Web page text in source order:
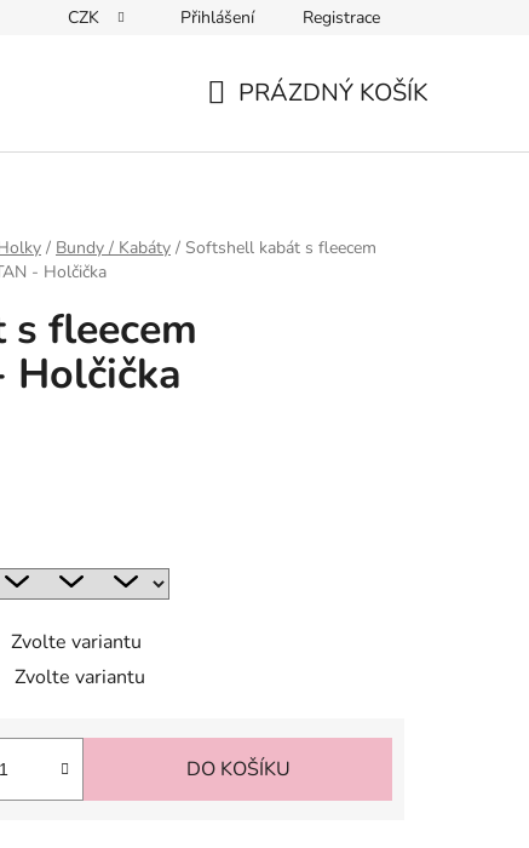
ochrany osobních údajů
CZK Přihlášení Registrace
PRÁZDNÝ KOŠÍK
/ Bundy / Kabáty / Softshell kabát s fleecem
- Holčička
fleecem
Holčička
Zvolte variantu
Zvolte variantu
DO KOŠÍKU